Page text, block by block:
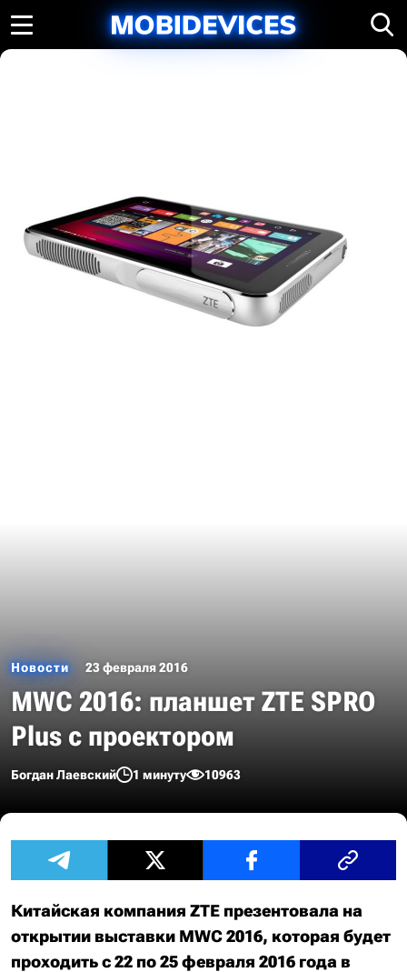
Новости 23 февраля 2016
MWC 2016: планшет ZTE SPRO
Plus с проектором
Богдан Лаевский 1 минуту 10963
Китайская компания ZTE презентовала на
открытии выставки MWC 2016, которая будет
проходить с 22 по 25 февраля 2016 года в